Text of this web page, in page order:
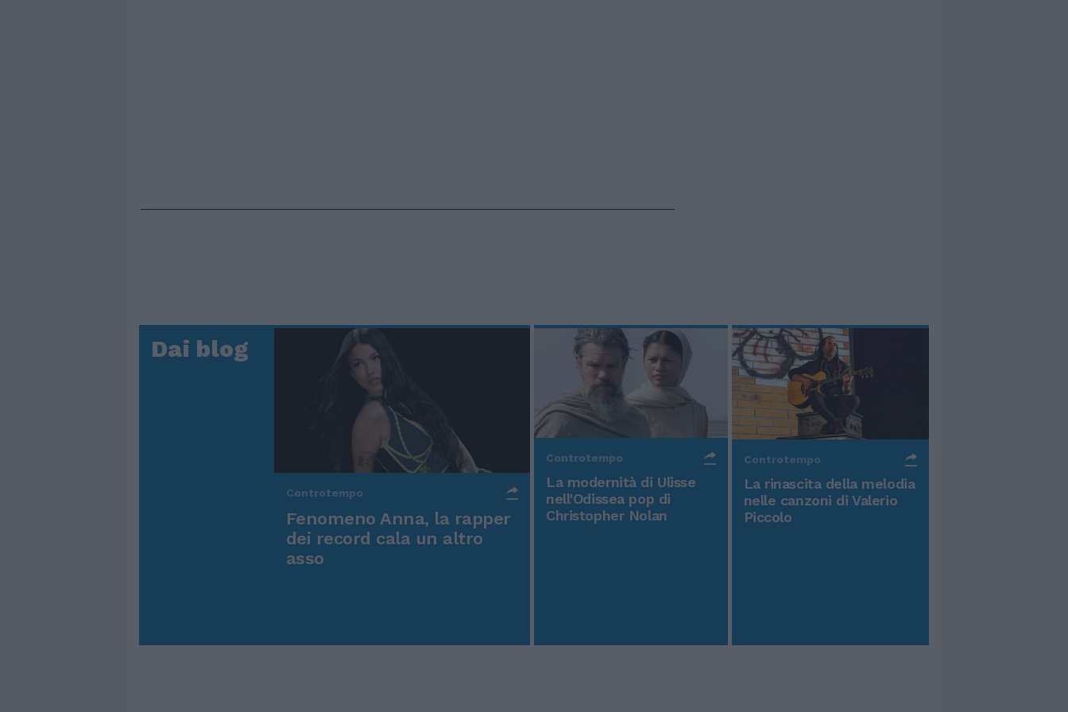
Dai blog
Controtempo
Fenomeno Anna, la rapper
dei record cala un altro
asso
Controtempo
La modernità di Ulisse
nell'Odissea pop di
Christopher Nolan
Controtempo
La rinascita della melodia
nelle canzoni di Valerio
Piccolo